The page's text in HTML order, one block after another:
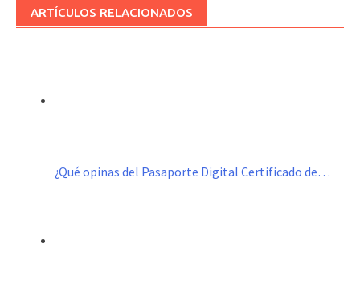
ARTÍCULOS RELACIONADOS
¿Qué opinas del Pasaporte Digital Certificado de…